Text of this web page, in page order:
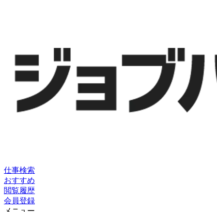
仕事検索
おすすめ
閲覧履歴
会員登録